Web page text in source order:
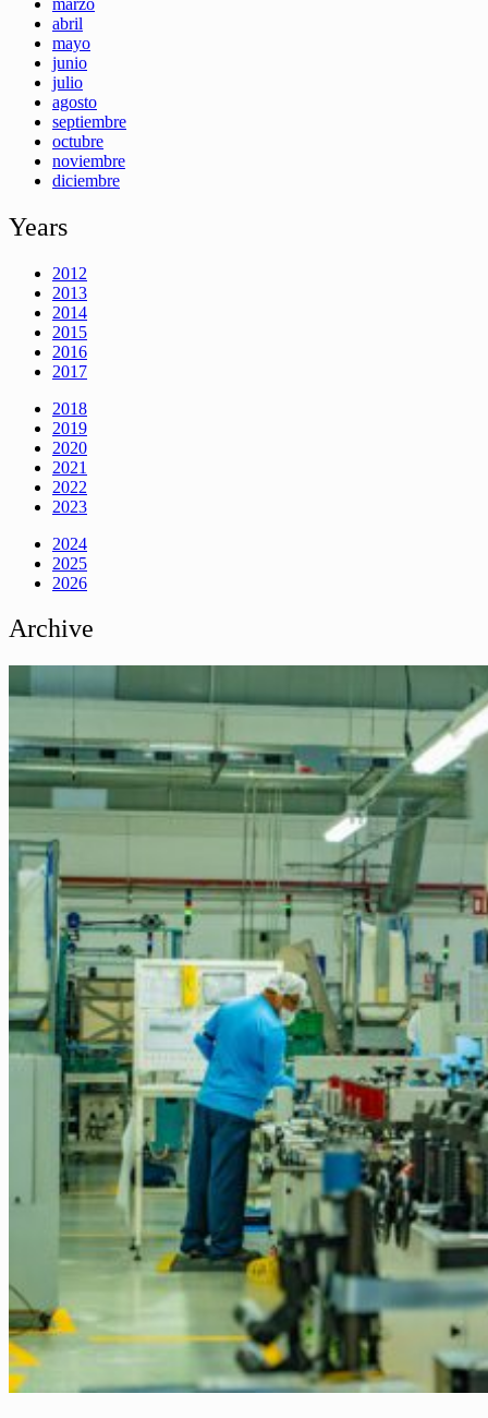
abril
mayo
junio
julio
agosto
septiembre
octubre
noviembre
diciembre
Years
2012
2013
2014
2015
2016
2017
2018
2019
2020
2021
2022
2023
2024
2025
2026
Archive